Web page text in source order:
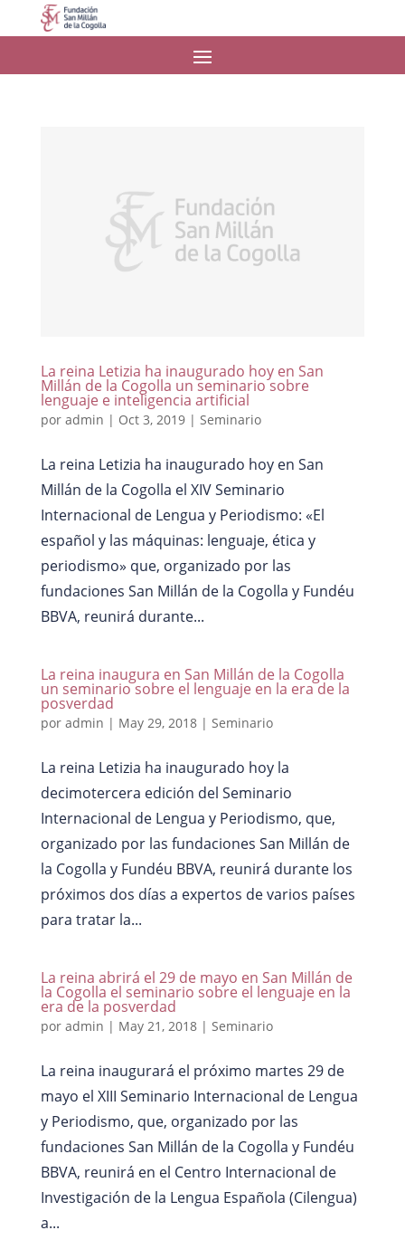
La reina Letizia ha inaugurado hoy en San
Millán de la Cogolla un seminario sobre
lenguaje e inteligencia artificial
por admin | Oct 3, 2019| Seminario
La reina Letizia ha inaugurado hoy en San
Millán de la Cogolla el XIV Seminario
Internacional de Lengua y Periodismo: «El
español y las máquinas: lenguaje, ética y
periodismo» que, organizado por las
fundaciones San Millán de la Cogolla y Fundéu
BBVA, reunirá durante...
La reina inaugura en San Millán de la Cogolla
un seminario sobre el lenguaje en la era de la
posverdad
por admin | May 29, 2018| Seminario
La reina Letizia ha inaugurado hoy la
decimotercera edición del Seminario
Internacional de Lengua y Periodismo, que,
organizado por las fundaciones San Millán de
la Cogolla y Fundéu BBVA, reunirá durante los
próximos dos días a expertos de varios países
para tratar la...
La reina abrirá el 29 de mayo en San Millán de
la Cogolla el seminario sobre el lenguaje en la
era de la posverdad
por admin | May 21, 2018| Seminario
La reina inaugurará el próximo martes 29 de
mayo el XIII Seminario Internacional de Lengua
y Periodismo, que, organizado por las
fundaciones San Millán de la Cogolla y Fundéu
BBVA, reunirá en el Centro Internacional de
Investigación de la Lengua Española (Cilengua)
a...